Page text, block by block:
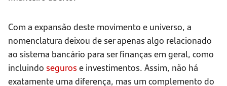
Com a expansão deste movimento e universo, a
nomenclatura deixou de ser apenas algo relacionado
ao sistema bancário para ser finanças em geral, como
incluindo seguros e investimentos. Assim, não há
exatamente uma diferença, mas um complemento do